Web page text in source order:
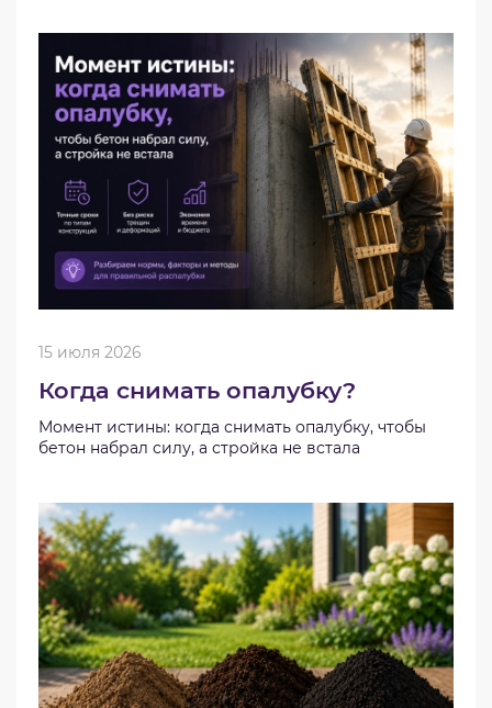
15 июля 2026
Когда снимать опалубку?
Момент истины: когда снимать опалубку, чтобы
бетон набрал силу, а стройка не встала